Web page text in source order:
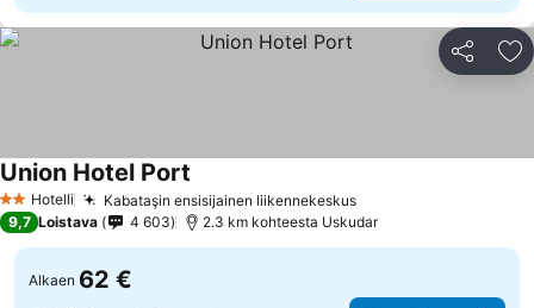
Jaa
2 Tähtiluokitus
Hotelli Kabataşin ensisijainen liikennekeskus
Union Hotel Port
9,7 Loistava 4 603 2.3 km kohteesta Uskudar
Alkaen 62 €